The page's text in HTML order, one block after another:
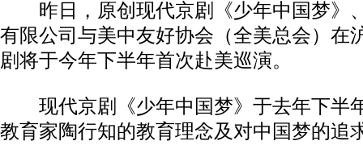
昨日，原创现代京剧《少年中国梦》
有限公司与美中友好协会（全美总会）在
剧将于今年下半年首次赴美巡演。
现代京剧《少年中国梦》于去年下半
教育家陶行知的教育理念及对中国梦的追